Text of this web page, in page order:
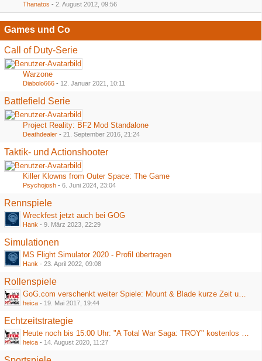
Thanatos - 2. August 2012, 09:56
Games und Co
Call of Duty-Serie
Warzone
Diabolo666 - 12. Januar 2021, 10:11
Battlefield Serie
Project Reality: BF2 Mod Standalone
Deathdealer - 21. September 2016, 21:24
Taktik- und Actionshooter
Killer Klowns from Outer Space: The Game
Psychojosh - 6. Juni 2024, 23:04
Rennspiele
Wreckfest jetzt auch bei GOG
Hank - 9. März 2023, 22:29
Simulationen
MS Flight Simulator 2020 - Profil übertragen
Hank - 23. April 2022, 09:08
Rollenspiele
GoG.com verschenkt weiter Spiele: Mount & Blade kurze Zeit umsonst
heica - 19. Mai 2017, 19:44
Echtzeitstrategie
Heute noch bis 15:00 Uhr: "A Total War Saga: TROY" kostenlos bei Epic
heica - 14. August 2020, 11:27